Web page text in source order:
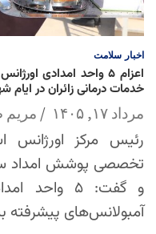
اخبار سلامت
اعزام ۵ واحد امدادی
خدمات درمانی زائران در ایام
مرداد ۱۷, ۱۴۰۵
رئیس مرکز اورژانس
تخصصی پوشش امداد
و گفت: ۵
آمبولانس‌های پیشرفته به